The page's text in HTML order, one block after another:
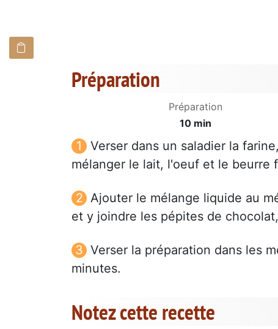
Préparation
Préparation
10 min
Verser dans un saladier la
mélanger le lait, l'oeuf et le beurre
Ajouter le mélange liquide au
et y joindre les pépites de
Verser la préparation dans les
minutes.
Notez cette recette